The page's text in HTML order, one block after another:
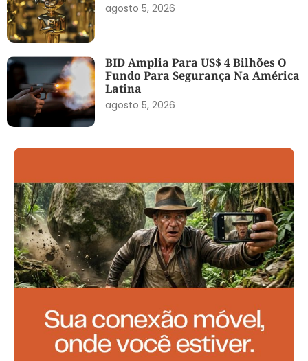
agosto 5, 2026
BID Amplia Para US$ 4 Bilhões O
Fundo Para Segurança Na América
Latina
agosto 5, 2026